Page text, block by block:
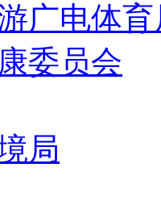
广电体育
委员会
局